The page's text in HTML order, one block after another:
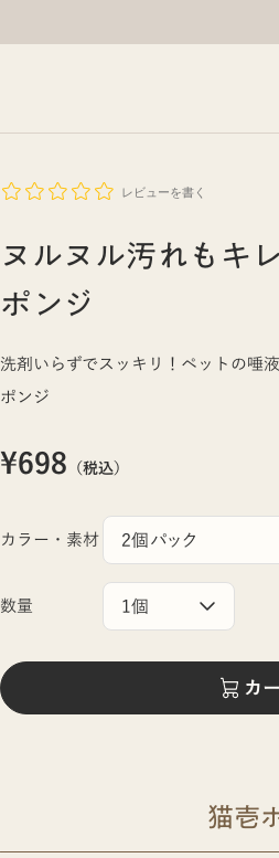
レビューを書く
ヌルヌル汚れもキ
ポンジ
洗剤いらずでスッキリ！ペットの唾
ポンジ
¥698 （税込）
カラー・素材
数量
カ
猫壱